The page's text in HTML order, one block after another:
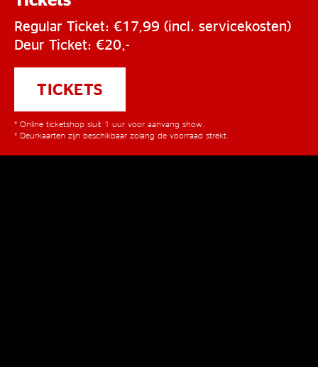
Regular Ticket: €17,99 (incl. servicekosten)
Deur Ticket: €20,-
TICKETS
* Online ticketshop sluit 1 uur voor aanvang show.
* Deurkaarten zijn beschikbaar zolang de voorraad strekt.